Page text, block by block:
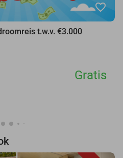
favorite_border
t.w.v. €3.000
Gratis